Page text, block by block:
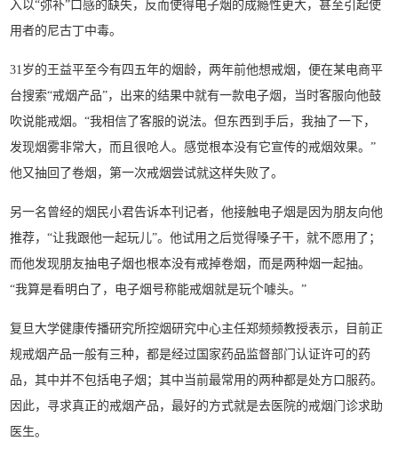
入以“弥补”口感的缺失，反而使得电子烟的成瘾性更大，甚至引起使
用者的尼古丁中毒。
31岁的王益平至今有四五年的烟龄，两年前他想戒烟，便在某电商平
台搜索“戒烟产品”，出来的结果中就有一款电子烟，当时客服向他鼓
吹说能戒烟。“我相信了客服的说法。但东西到手后，我抽了一下，
发现烟雾非常大，而且很呛人。感觉根本没有它宣传的戒烟效果。”
他又抽回了卷烟，第一次戒烟尝试就这样失败了。
另一名曾经的烟民小君告诉本刊记者，他接触电子烟是因为朋友向他
推荐，“让我跟他一起玩儿”。他试用之后觉得嗓子干，就不愿用了；
而他发现朋友抽电子烟也根本没有戒掉卷烟，而是两种烟一起抽。
“我算是看明白了，电子烟号称能戒烟就是玩个噱头。”
复旦大学健康传播研究所控烟研究中心主任郑频频教授表示，目前正
规戒烟产品一般有三种，都是经过国家药品监督部门认证许可的药
品，其中并不包括电子烟；其中当前最常用的两种都是处方口服药。
因此，寻求真正的戒烟产品，最好的方式就是去医院的戒烟门诊求助
医生。